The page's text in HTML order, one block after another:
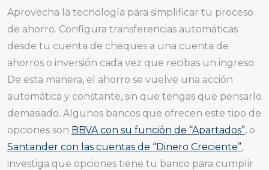
Aprovecha la tecnología para simplificar tu proceso
de ahorro. Configura transferencias automáticas
desde tu cuenta de cheques a una cuenta de
ahorros o inversión cada vez que recibas un ingreso.
De esta manera, el ahorro se vuelve una acción
automática y constante, sin que tengas que pensarlo
demasiado. Algunos bancos que ofrecen este tipo de
opciones son BBVA con su función de “Apartados”, o
Santander con las cuentas de “Dinero Creciente”,
investiga que opciones tiene tu banco para cumplir